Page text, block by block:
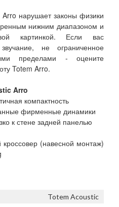
нарушает законы физики
нижним диапазоном и
картинкой. Если вас
не ограниченное
пределами - оцените
Totem Arro.
Arro
компактность
фирменные динамики
к стене задней панелью
(навесной монтаж)
Totem Acoustic